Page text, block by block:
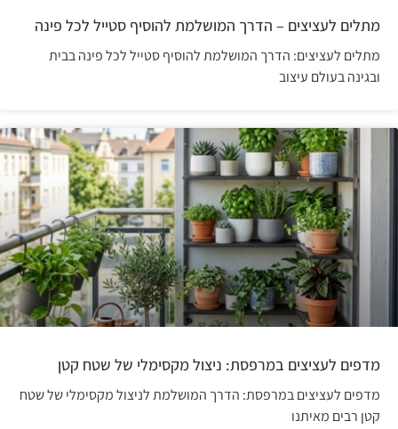
מתלים לעציצים – הדרך המושלמת להוסיף סטייל לכל פינה
מתלים לעציצים: הדרך המושלמת להוסיף סטייל לכל פינה בבית
ובגינה בעולם עיצוב
מדפים לעציצים במרפסת: ניצול מקסימלי של שטח קטן
מדפים לעציצים במרפסת: הדרך המושלמת לניצול מקסימלי של שטח
קטן רבים מאיתנו